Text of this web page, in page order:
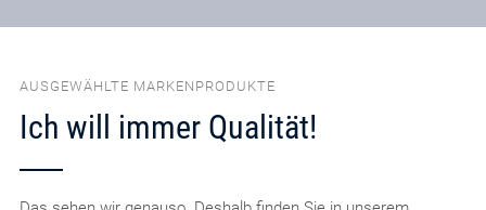
AUSGEWÄHLTE MARKENPRODUKTE
Ich will immer Qualität!